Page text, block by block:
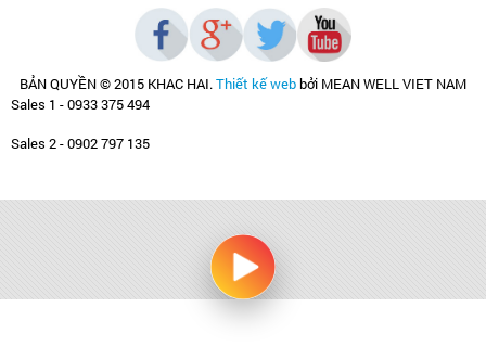
BẢN QUYỀN © 2015 KHAC HAI.Thiết kế webbởi MEAN WELL VIET NAM
Sales 1 - 0933 375 494
Sales 2 - 0902 797 135